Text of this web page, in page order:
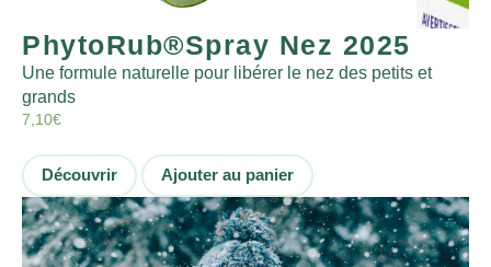
PhytoRub®Spray Nez 2025
Une formule naturelle pour libérer le nez des petits et
grands
7,10€
Découvrir Ajouter au panier